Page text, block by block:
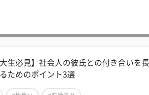
大生必見】社会人の彼氏との付き合いを
ためのポイント3選